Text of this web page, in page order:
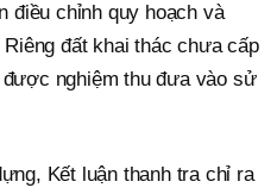
điều chỉnh quy hoạch và
đất khai thác chưa cấp
nghiệm thu đưa vào sử
Kết luận thanh tra chỉ ra